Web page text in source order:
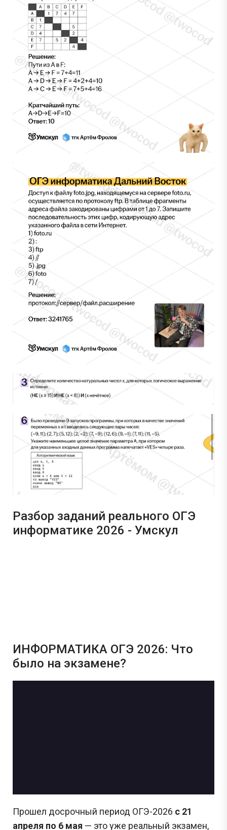
Разбор заданий реального ОГЭ
информатике 2026 - Умскул
ИНФОРМАТИКА ОГЭ 2026: Что
было на экзамене?
Прошел досрочный период ОГЭ-2026 с 21
апреля по 6 мая — это уже реальный экзамен,
Сливы ЕГЭ в Telegram
Подпишись и получай бесплатно
задания с Дальнего востока!
начала проведения ЕГЭ на Дальнем востоке публикация реальных заданий не
осуществляется, поскольку они заранее никому не известны.
Перейти